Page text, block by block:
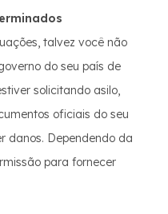
talvez você não
do seu país de
solicitando asilo,
oficiais do seu
danos. Dependendo da
para fornecer